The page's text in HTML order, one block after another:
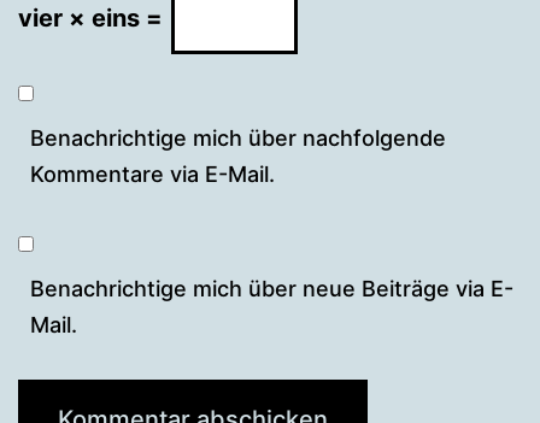
vier × eins =
Benachrichtige mich über nachfolgende
Kommentare via E-Mail.
Benachrichtige mich über neue Beiträge via E-
Mail.